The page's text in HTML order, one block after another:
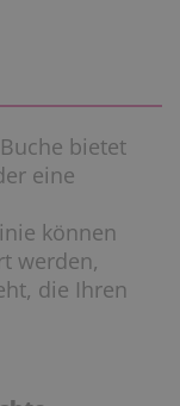
bietet
eine
können
werden,
die Ihren